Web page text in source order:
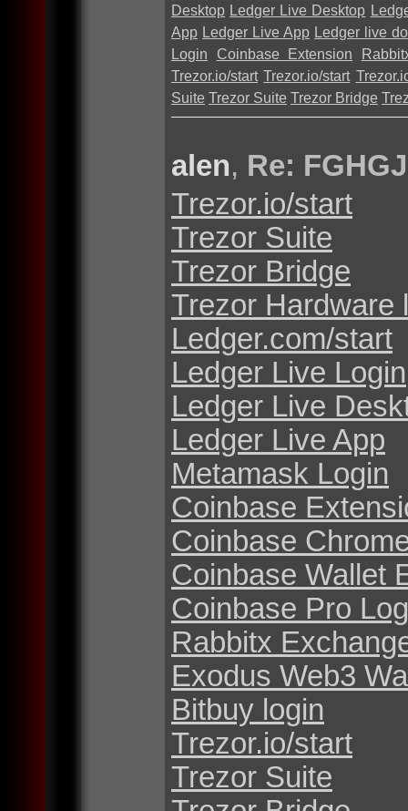
Desktop Ledger Live Desktop
App Ledger Live App Ledger live
Login
Coinbase Extension
Trezor.io/start Trezor.io/start
Suite Trezor Suite Trezor Bridge
alen, Re: FGHGJ
Trezor.io/start
Trezor Suite
Trezor Bridge
Trezor Hardware
Ledger.com/start
Ledger Live Login
Ledger Live
Ledger Live App
Metamask Login
Coinbase
Coinbase
Coinbase Wallet
Coinbase Pro
Rabbitx
Exodus Web3
Bitbuy login
Trezor.io/start
Trezor Suite